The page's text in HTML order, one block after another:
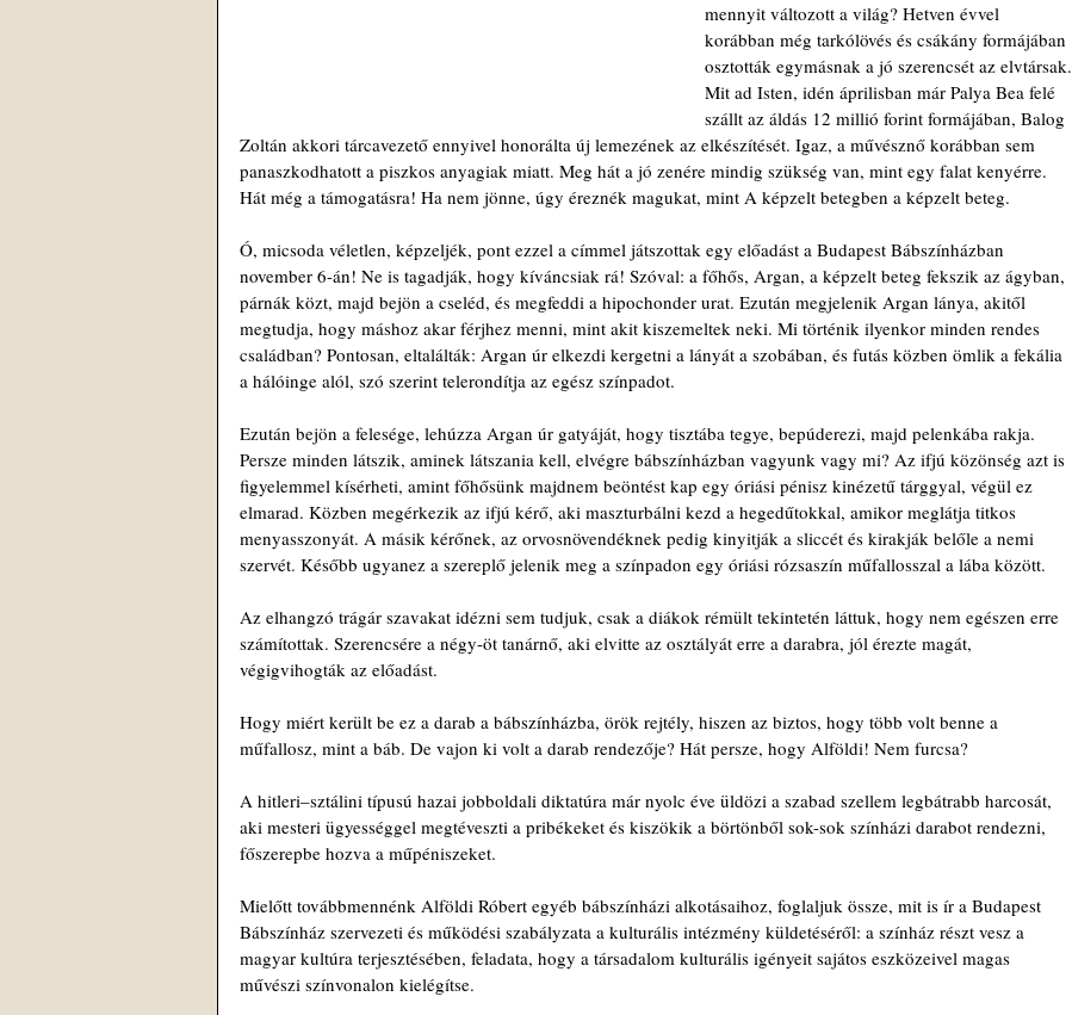
mennyit változott a világ? Hetven évvel
korábban még tarkólövés és csákány formájában
osztották egymásnak a jó szerencsét az elvtársak.
Mit ad Isten, idén áprilisban már Palya Bea felé
szállt az áldás 12 millió forint formájában, Balog
Zoltán akkori tárcavezető ennyivel honorálta új lemezének az elkészítését. Igaz, a művésznő korábban sem
panaszkodhatott a piszkos anyagiak miatt. Meg hát a jó zenére mindig szükség van, mint egy falat kenyérre.
Hát még a támogatásra! Ha nem jönne, úgy éreznék magukat, mint A képzelt betegben a képzelt beteg.
Ó, micsoda véletlen, képzeljék, pont ezzel a címmel játszottak egy előadást a Budapest Bábszínházban
november 6-án! Ne is tagadják, hogy kíváncsiak rá! Szóval: a főhős, Argan, a képzelt beteg fekszik az ágyban,
párnák közt, majd bejön a cseléd, és megfeddi a hipochonder urat. Ezután megjelenik Argan lánya, akitől
megtudja, hogy máshoz akar férjhez menni, mint akit kiszemeltek neki. Mi történik ilyenkor minden rendes
családban? Pontosan, eltalálták: Argan úr elkezdi kergetni a lányát a szobában, és futás közben ömlik a fekália
a hálóinge alól, szó szerint telerondítja az egész színpadot.
Ezután bejön a felesége, lehúzza Argan úr gatyáját, hogy tisztába tegye, bepúderezi, majd pelenkába rakja.
Persze minden látszik, aminek látszania kell, elvégre bábszínházban vagyunk vagy mi? Az ifjú közönség azt is
figyelemmel kísérheti, amint főhősünk majdnem beöntést kap egy óriási pénisz kinézetű tárggyal, végül ez
elmarad. Közben megérkezik az ifjú kérő, aki maszturbálni kezd a hegedűtokkal, amikor meglátja titkos
menyasszonyát. A másik kérőnek, az orvosnövendéknek pedig kinyitják a sliccét és kirakják belőle a nemi
szervét. Később ugyanez a szereplő jelenik meg a színpadon egy óriási rózsaszín műfallosszal a lába között.
Az elhangzó trágár szavakat idézni sem tudjuk, csak a diákok rémült tekintetén láttuk, hogy nem egészen erre
számítottak. Szerencsére a négy-öt tanárnő, aki elvitte az osztályát erre a darabra, jól érezte magát,
végigvihogták az előadást.
Hogy miért került be ez a darab a bábszínházba, örök rejtély, hiszen az biztos, hogy több volt benne a
műfallosz, mint a báb. De vajon ki volt a darab rendezője? Hát persze, hogy Alföldi! Nem furcsa?
A hitleri–sztálini típusú hazai jobboldali diktatúra már nyolc éve üldözi a szabad szellem legbátrabb harcosát,
aki mesteri ügyességgel megtéveszti a pribékeket és kiszökik a börtönből sok-sok színházi darabot rendezni,
főszerepbe hozva a műpéniszeket.
Mielőtt továbbmennénk Alföldi Róbert egyéb bábszínházi alkotásaihoz, foglaljuk össze, mit is ír a Budapest
Bábszínház szervezeti és működési szabályzata a kulturális intézmény küldetéséről: a színház részt vesz a
magyar kultúra terjesztésében, feladata, hogy a társadalom kulturális igényeit sajátos eszközeivel magas
művészi színvonalon kielégítse.